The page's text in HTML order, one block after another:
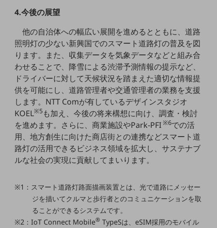
解決するヒントをお届けする記事サイト
新着記事
お役立ち資料ダウンロード
トレンド記事特集
IT用語集
中堅中小企業向け
サービス・ソリューション
課題やニーズに合ったサービスをご紹介し、
中堅中小企業のビジネスをサポート！
お悩みから見つける
お悩みから見つけるTOP
ネットワーク
バックオフィス
リモート・ハイブリッドワーク
セキュリティ
4.今後の展望
他の自治体への幅広い展開を進めるとともに、道路
照明灯の少ない新興国でのスマート道路灯の普及を図
ります。また、収集データを気象データなどと組み合
わせることで、降雪による渋滞予測情報の提示など、
ドライバーに対して天候状況を踏まえた適切な情報提
供を可能にし、道路管理者や交通管理者の業務を支援
します。NTT Comが有しているデザインスタジオ
KOEL※5も加え、今後の将来構想に向け、調査・検討
を進めます。さらに、商業施設やPark-PFI※6での活
用、地方創生に向けた商店街との連携などスマート道
路灯の活用できるビジネス領域を拡大し、サステナブ
ルな社会の実現に貢献してまいります。
※1：スマート道路灯路面描画装置とは、光で道路にメッセー
ジを描いてクルマと歩行者とのコミュニケーションを取
ることができるシステムです。
※2：IoT Connect Mobile® TypeSは、eSIM採用のモバイル